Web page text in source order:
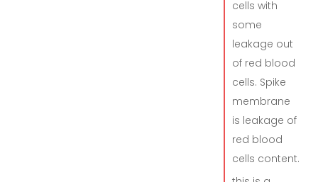
cells with
some
leakage out
of red blood
cells. Spike
membrane
is leakage of
red blood
cells content.